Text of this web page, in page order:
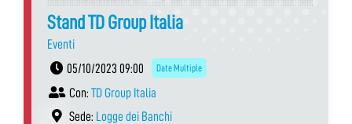
Stand TD Group Italia
Eventi
05/10/2023 09:00
Date Multiple
Con: TD Group Italia
Sede: Logge dei Banchi